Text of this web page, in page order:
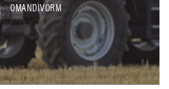
OMANDIVORM